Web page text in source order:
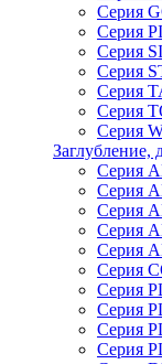
Серия
Серия
Серия
Серия
Серия
Серия
Серия
Заглубление,
Серия
Серия
Серия
Серия
Серия
Серия
Серия
Серия
Серия
Серия